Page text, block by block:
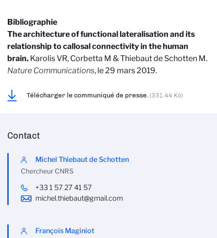
Bibliographie
The architecture of functional lateralisation and its
relationship to callosal connectivity in the human
brain. Karolis VR, Corbetta M & Thiebaut de Schotten M.
Nature Communications, le 29 mars 2019.
Télécharger le communiqué de presse. (331.44 Ko)
Contact
Michel Thiebaut de Schotten
Chercheur CNRS
+33 1 57 27 41 57
michel.thiebaut@gmail.com
François Maginiot